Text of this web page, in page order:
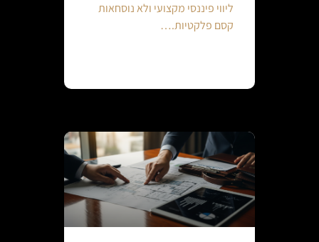
ליווי פיננסי מקצועי ולא נוסחאות
קסם פלקטיות.…